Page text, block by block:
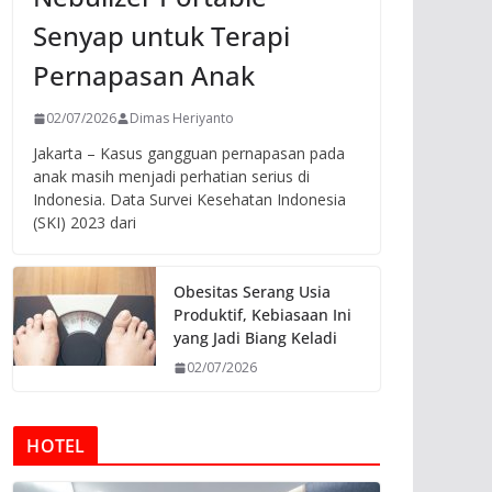
Senyap untuk Terapi
Pernapasan Anak
02/07/2026 Dimas Heriyanto
Jakarta – Kasus gangguan pernapasan pada
anak masih menjadi perhatian serius di
Indonesia. Data Survei Kesehatan Indonesia
(SKI) 2023 dari
Obesitas Serang Usia
Produktif, Kebiasaan Ini
yang Jadi Biang Keladi
02/07/2026
HOTEL